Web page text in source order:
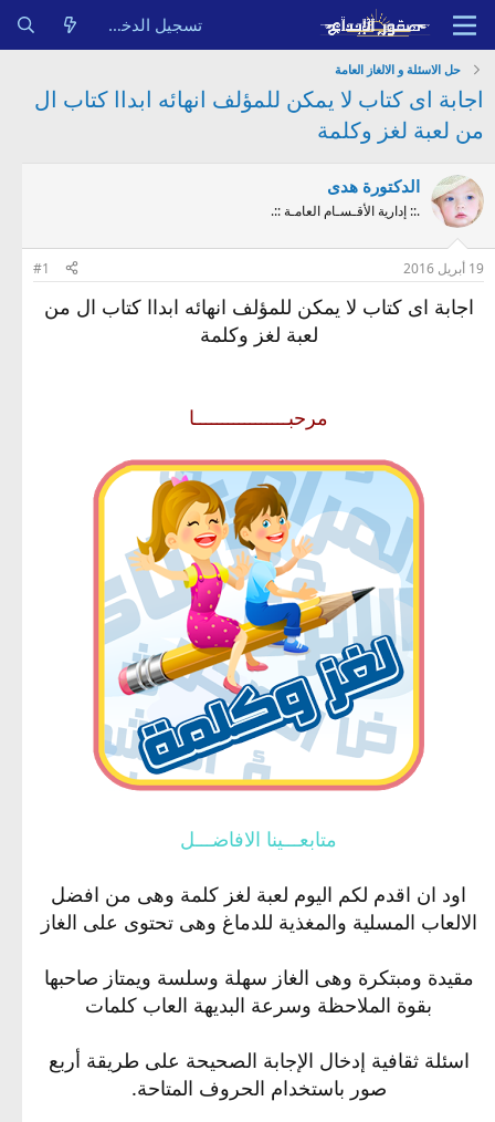
تسجيل الدخول
حل الاسئلة و الالغاز العامة
اجابة اى كتاب لا يمكن للمؤلف انهائه ابداا كتاب ال
من لعبة لغز وكلمة
الدكتورة هدى
.:: إدارية الأقـسـام العامـة ::.
19 أبريل 2016 #1
اجابة اى كتاب لا يمكن للمؤلف انهائه ابداا كتاب ال من
لعبة لغز وكلمة
مرحبـــــــــــــــــا
متابعـــينا الافاضـــل
اود ان اقدم لكم اليوم لعبة لغز كلمة وهى من افضل
الالعاب المسلية والمغذية للدماغ وهى تحتوى على الغاز
مقيدة ومبتكرة وهى الغاز سهلة وسلسة ويمتاز صاحبها
بقوة الملاحظة وسرعة البديهة العاب كلمات
اسئلة ثقافية إدخال الإجابة الصحيحة على طريقة أربع
صور باستخدام الحروف المتاحة.